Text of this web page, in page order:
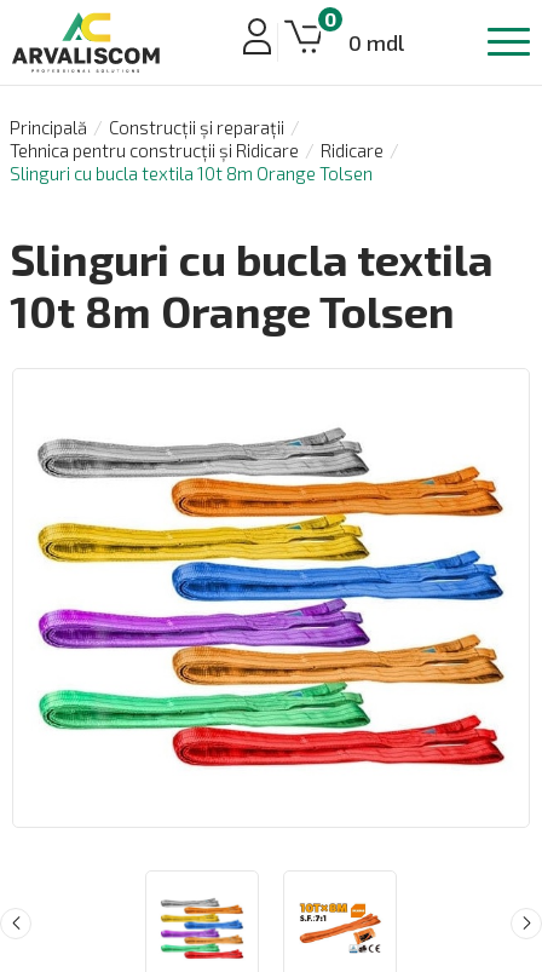
0
0 mdl
Principală
Construcții și reparații
Tehnica pentru construcții și Ridicare
Ridicare
Slinguri cu bucla textila 10t 8m Orange Tolsen
Slinguri cu bucla textila
10t 8m Orange Tolsen